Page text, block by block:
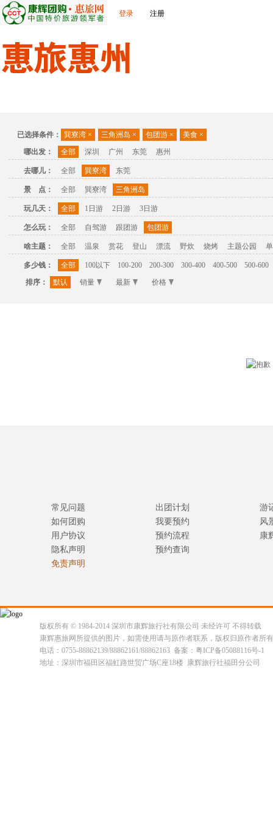
登录 注册
已选择条件： 巽寮湾 × 三角洲岛 × 包团游 × 美食 ×
哪出发：
全部 深圳 广州 东莞 惠州
去哪儿： 全部 巽寮湾 东莞
景 点： 全部 巽寮湾 三角洲岛
玩几天： 全部 1日游 2日游 3日游
怎么玩： 全部 自驾游 跟团游 包团游
啥主题： 全部 温泉 赏花 登山 漂流 野炊 烧烤 主题公园
多少钱： 全部 100以下 100-200 200-300 300-400 400-500
500-600
排序：
默认 销量 最新 价格
常见问题
如何团购
用户协议
隐私声明
免责声明
出团计划
我要预约
预约流程
预约查询
游
风
康
版权所有 © 1984-2014 深圳市康辉旅行社有限公司 未经许可 不得转载
康辉惠旅网所提供的图片，如需使用请与原作者联系，版权归原作者所
电话：0755-88862139/88862161/88862163 备案：粤ICP备05088116号-1
地址：深圳市福田区福虹路世贸广场C座18楼 康辉旅行社福田分公司